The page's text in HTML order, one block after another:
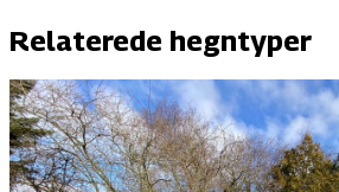
Relaterede hegntyper